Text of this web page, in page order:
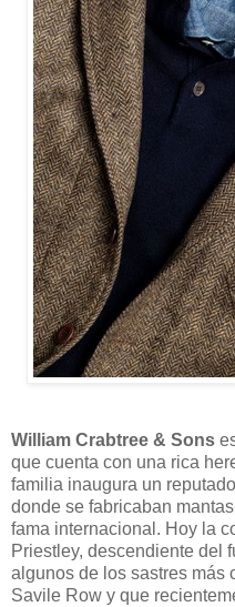
William Crabtree & Sons
que cuenta con una rica
familia inaugura un
donde se fabricaban
fama internacional. Hoy la
Priestley, descendiente del
algunos de los sastres más
Savile Row y que